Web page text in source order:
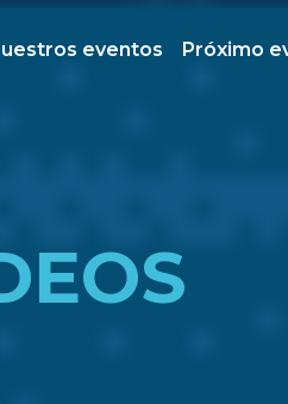
eventos Próximo